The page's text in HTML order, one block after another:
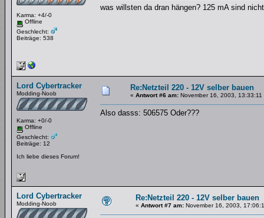
Karma: +4/-0
Offline
Geschlecht:
Beiträge: 538
was willsten da dran hängen? 125 mA sind
Lord Cybertracker
Modding-Noob
Karma: +0/-0
Offline
Geschlecht:
Beiträge: 12
Ich liebe dieses Forum!
Re:Netzteil 220 - 12V selber bauen
« Antwort #6 am: November 16, 2003, 13:33:11
Also dasss: 506575 Oder???
Lord Cybertracker
Modding-Noob
Re:Netzteil 220 - 12V selber bauen
« Antwort #7 am: November 16, 2003,